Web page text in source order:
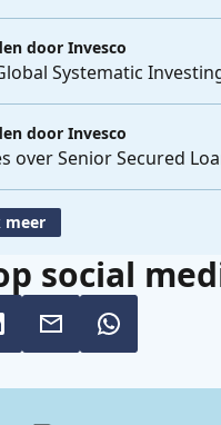
Systematic
door Invesco
over Senior Secured
door Invesco
meernieuwe tabblad
social